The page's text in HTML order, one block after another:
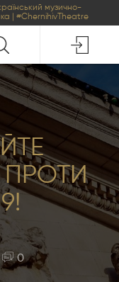
музично-
| #ChernihivTheatre
ПРОТИ
0